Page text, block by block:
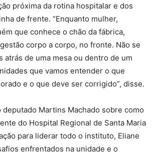
próxima da rotina hospitalar e dos
de frente. “Enquanto mulher,
que conhece o chão da fábrica,
corpo a corpo, no fronte. Não se
atrás de uma mesa ou dentro de um
que vamos entender o que
e o que deve ser corrigido”, disse.
deputado Martins Machado sobre como
do Hospital Regional de Santa Maria
para liderar todo o instituto, Eliane
enfrentados na unidade e o